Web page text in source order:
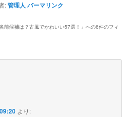
:管理人 パーマリンク
前候補は？古風でかわいい57選！ 」への6件のフィ
より: